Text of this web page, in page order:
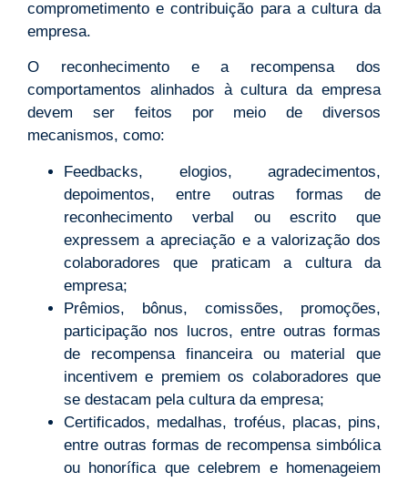
comprometimento e contribuição para a cultura da
empresa.
O reconhecimento e a recompensa dos
comportamentos alinhados à cultura da empresa
devem ser feitos por meio de diversos
mecanismos, como:
Feedbacks, elogios, agradecimentos,
depoimentos, entre outras formas de
reconhecimento verbal ou escrito que
expressem a apreciação e a valorização dos
colaboradores que praticam a cultura da
empresa;
Prêmios, bônus, comissões, promoções,
participação nos lucros, entre outras formas
de recompensa financeira ou material que
incentivem e premiem os colaboradores que
se destacam pela cultura da empresa;
Certificados, medalhas, troféus, placas, pins,
entre outras formas de recompensa simbólica
ou honorífica que celebrem e homenageiem